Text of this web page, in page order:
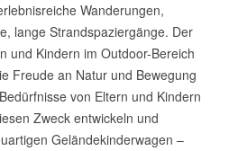
Wanderungen,
lange Strandspaziergänge. Der
und Kindern im Outdoor-Bereich
Freude an Natur und Bewegung
von Eltern und Kindern
Zweck entwickeln und
Geländekinderwagen –